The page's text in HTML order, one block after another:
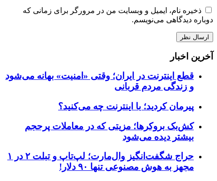
ذخیره نام، ایمیل و وبسایت من در مرورگر برای زمانی که
دوباره دیدگاهی می‌نویسم.
آخرین اخبار
قطع اینترنت در ایران؛ وقتی «امنیت» بهانه می‌شود
و زندگی مردم قربانی
پیرمان کردید؛ با اینترنت چه می‌کنید؟
کش‌بک بروکرها؛ مزیتی که در معاملات پرحجم
بیشتر دیده می‌شود
حراج شگفت‌انگیز وال‌مارت؛ لپ‌تاپ و تبلت ۲ در ۱
مجهز به هوش مصنوعی تنها ۹۰ دلار!